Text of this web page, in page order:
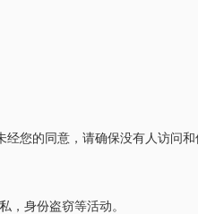
您的同意，请确保没有人访问
身份盗窃等活动。